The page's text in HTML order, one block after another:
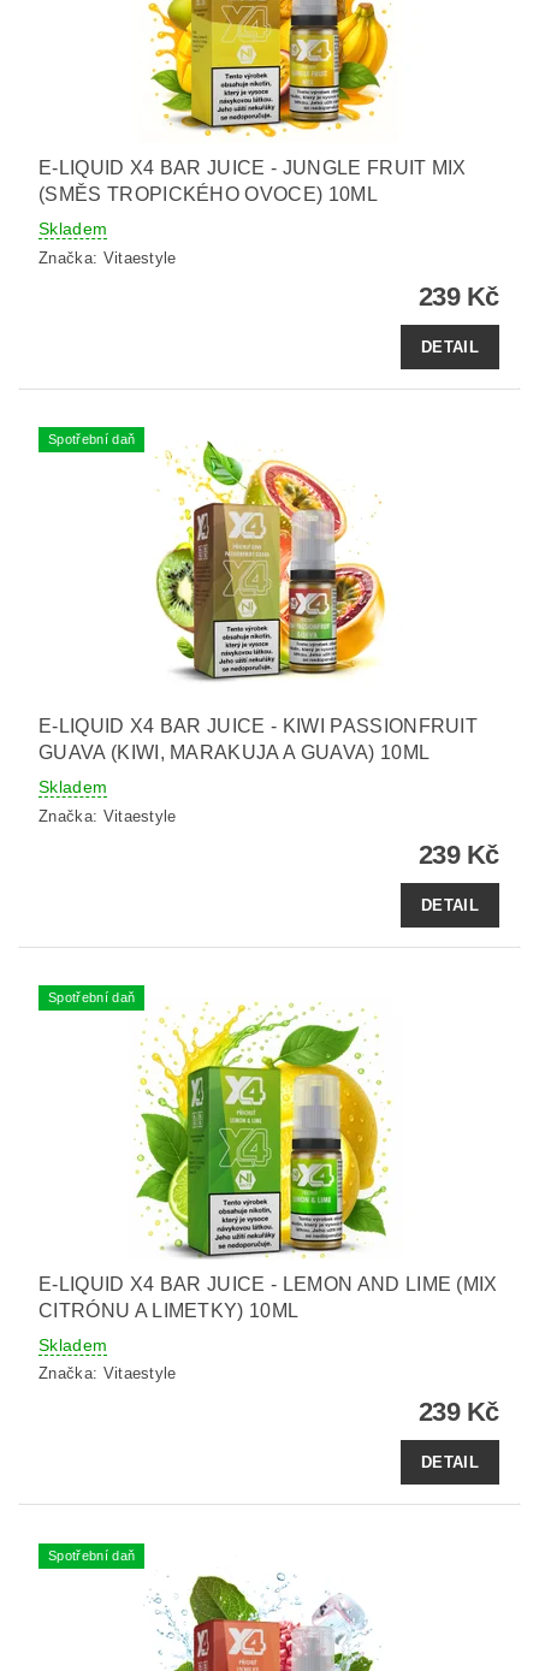
E-LIQUID X4 BAR JUICE - JUNGLE FRUIT MIX
(SMĚS TROPICKÉHO OVOCE) 10ML
Skladem
Značka: Vitaestyle
239 Kč
DETAIL
Spotřební daň
E-LIQUID X4 BAR JUICE - KIWI PASSIONFRUIT
GUAVA (KIWI, MARAKUJA A GUAVA) 10ML
Skladem
Značka: Vitaestyle
239 Kč
DETAIL
Spotřební daň
E-LIQUID X4 BAR JUICE - LEMON AND LIME (MIX
CITRÓNU A LIMETKY) 10ML
Skladem
Značka: Vitaestyle
239 Kč
DETAIL
Spotřební daň